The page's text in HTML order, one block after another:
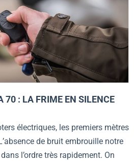
70 : LA FRIME EN SILENCE
électriques, les premiers mètres
de bruit embrouille notre
l’ordre très rapidement. On